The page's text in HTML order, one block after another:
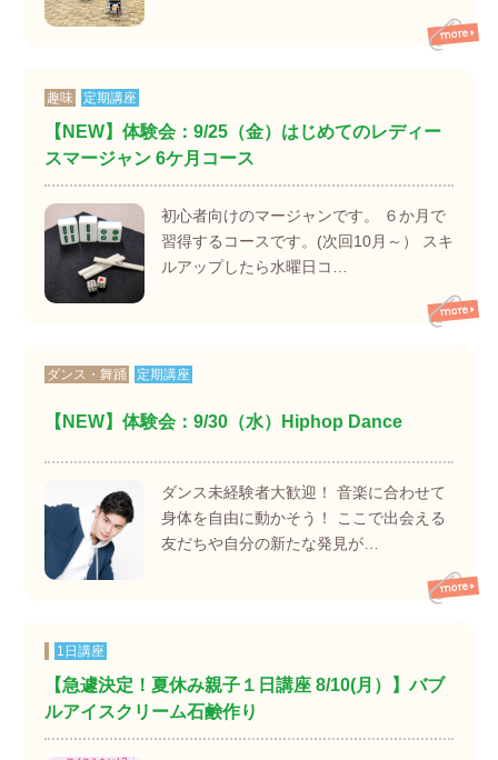
趣味 定期講座
【NEW】体験会：9/25（金）はじめてのレディー
スマージャン 6ケ月コース
初心者向けのマージャンです。 ６か月で
習得するコースです。(次回10月～） スキ
ルアップしたら水曜日コ…
ダンス・舞踊 定期講座
【NEW】体験会：9/30（水）Hiphop Dance
ダンス未経験者大歓迎！ 音楽に合わせて
身体を自由に動かそう！ ここで出会える
友だちや自分の新たな発見が…
1日講座
【急遽決定！夏休み親子１日講座 8/10(月）】バブ
ルアイスクリーム石鹸作り